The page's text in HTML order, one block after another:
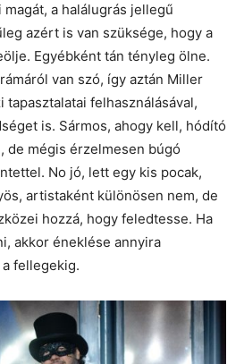
a halálugrás jellegű
azért is van szüksége, hogy a
Egyébként tán tényleg ölne.
van szó, így aztán Miller
tapasztalatai felhasználásával,
is. Sármos, ahogy kell, hódító
de mégis érzelmesen búgó
No jó, lett egy kis pocak,
artistaként különösen nem, de
hozzá, hogy feledtesse. Ha
akkor éneklése annyira
fellegekig.